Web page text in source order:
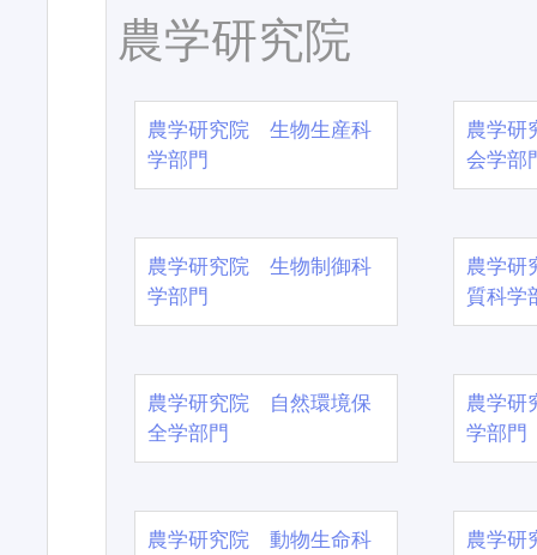
農学研究院
農学研究院 生物生産科
学部門
農学
会学部
農学研究院 生物制御科
学部門
農学
質科学
農学研究院 自然環境保
全学部門
農学
学部門
農学研究院 動物生命科
農学